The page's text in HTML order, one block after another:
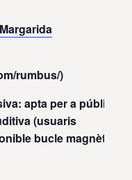
rumbus/)
apta per a públic
(usuaris
bucle magnètic